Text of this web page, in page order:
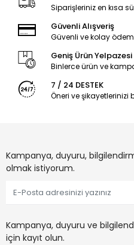
Siparişleriniz en kısa
Güvenli Alışveriş
Güvenli ve kolay
Geniş Ürün Yelpazesi
Binlerce ürün ve
7 / 24 DESTEK
Öneri ve şikayetlerinizi
Kampanya, duyuru,
olmak istiyorum.
Kampanya, duyuru ve
için kayıt olun.